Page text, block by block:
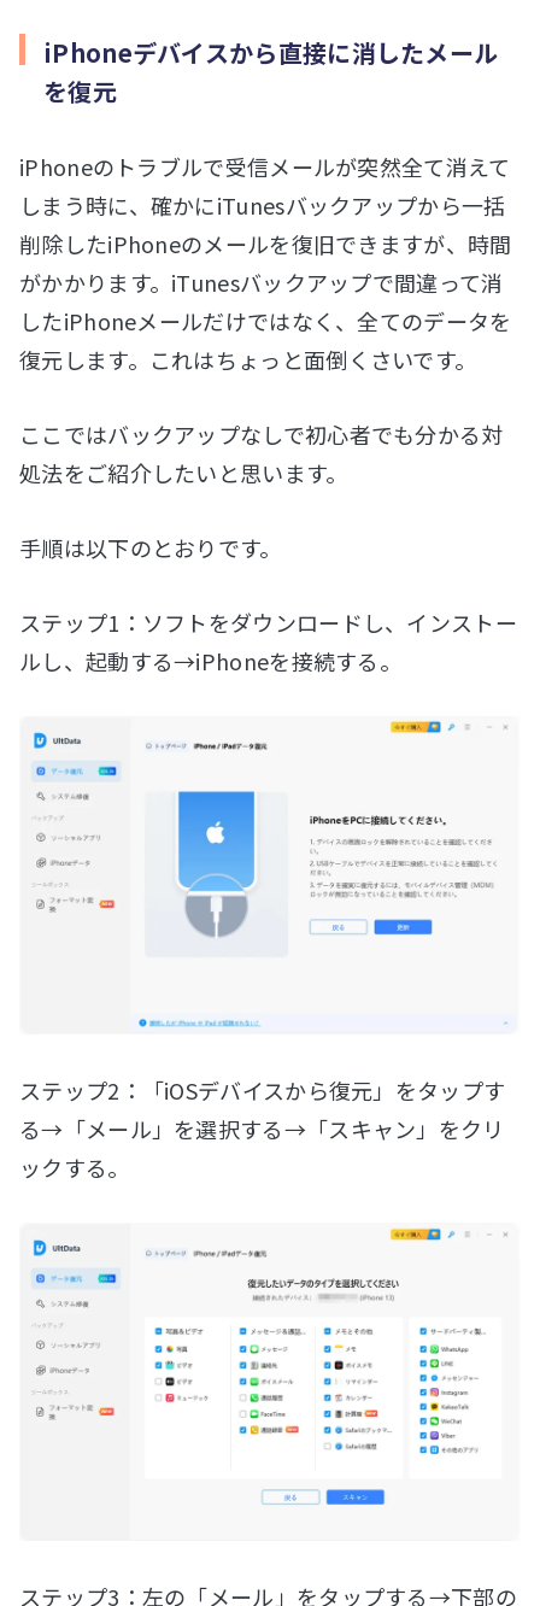
iPhoneデバイスから直接に消したメール
を復元
iPhoneのトラブルで受信メールが突然全て消えて
しまう時に、確かにiTunesバックアップから一括
削除したiPhoneのメールを復旧できますが、時間
がかかります。iTunesバックアップで間違って消
したiPhoneメールだけではなく、全てのデータを
復元します。これはちょっと面倒くさいです。
ここではバックアップなしで初心者でも分かる対
処法をご紹介したいと思います。
手順は以下のとおりです。
ステップ1：ソフトをダウンロードし、インストー
ルし、起動する→iPhoneを接続する。
ステップ2：「iOSデバイスから復元」をタップす
る→「メール」を選択する→「スキャン」をクリ
ックする。
ステップ3：左の「メール」をタップする→下部の